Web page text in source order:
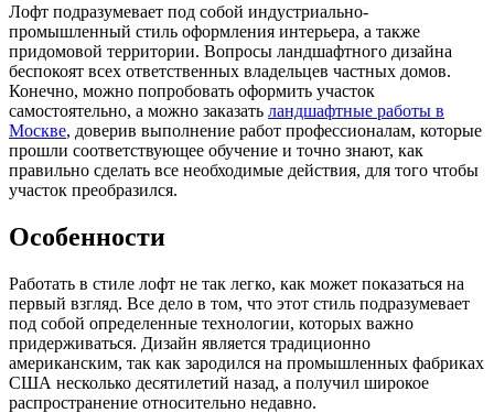
Лофт подразумевает под собой индустриально-
промышленный стиль оформления интерьера, а также
придомовой территории. Вопросы ландшафтного дизайна
беспокоят всех ответственных владельцев частных домов.
Конечно, можно попробовать оформить участок
самостоятельно, а можно заказать ландшафтные работы в
Москве, доверив выполнение работ профессионалам, которые
прошли соответствующее обучение и точно знают, как
правильно сделать все необходимые действия, для того чтобы
участок преобразился.
Особенности
Работать в стиле лофт не так легко, как может показаться на
первый взгляд. Все дело в том, что этот стиль подразумевает
под собой определенные технологии, которых важно
придерживаться. Дизайн является традиционно
американским, так как зародился на промышленных фабриках
США несколько десятилетий назад, а получил широкое
распространение относительно недавно.